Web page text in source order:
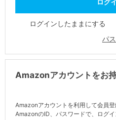
ログインしたままにする
パ
Amazonアカウントをお
Amazonアカウントを利用して会員登
AmazonのID、パスワードで、ログイ